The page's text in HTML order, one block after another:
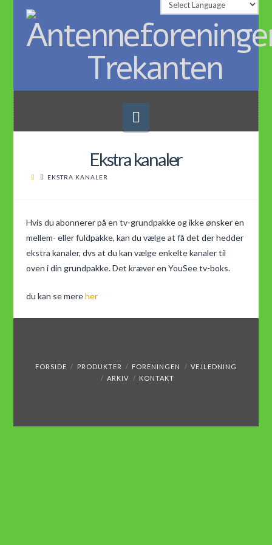
Ekstra kanaler
EKSTRA KANALER
Hvis du abonnerer på en tv-grundpakke og ikke ønsker en
mellem- eller fuldpakke, kan du vælge at få det der hedder
ekstra kanaler, dvs at du kan vælge enkelte kanaler til
oven i din grundpakke. Det kræver en YouSee tv-boks.
du kan se mereher
FORSIDE PRODUKTER FORENINGEN
VEJLEDNING
ARKIV
KONTAKT